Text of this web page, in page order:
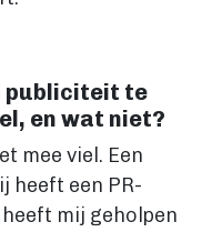
publiciteit te
en wat niet?
mee viel. Een
heeft een PR-
mij geholpen